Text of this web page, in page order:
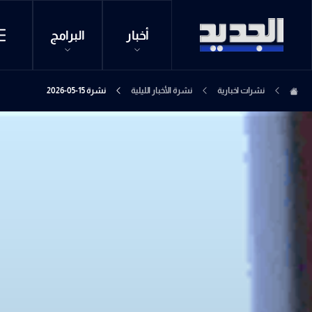
أخبار البرامج
نشرات اخبارية نشرة الأخبار الليلية نشرة 15-05-2026